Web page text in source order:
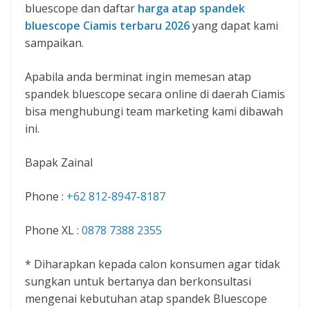
bluescope dan daftar harga atap spandek
bluescope Ciamis terbaru 2026yang dapat kami
sampaikan.
Apabila anda berminat ingin memesan atap
spandek bluescope secara online di daerah Ciamis
bisa menghubungi team marketing kami dibawah
ini.
Bapak Zainal
Phone : +62 812-8947-8187
Phone XL : 0878 7388 2355
* Diharapkan kepada calon konsumen agar tidak
sungkan untuk bertanya dan berkonsultasi
mengenai kebutuhan atap spandek Bluescope